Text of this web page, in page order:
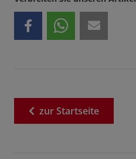
zurStartseite